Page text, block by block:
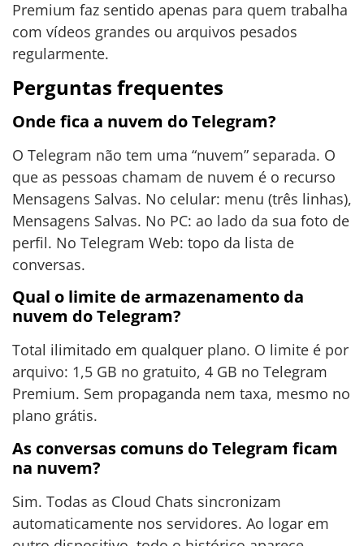
Premium faz sentido apenas para quem trabalha
com vídeos grandes ou arquivos pesados
regularmente.
Perguntas frequentes
Onde fica a nuvem do Telegram?
O Telegram não tem uma “nuvem” separada. O
que as pessoas chamam de nuvem é o recurso
Mensagens Salvas. No celular: menu (três linhas),
Mensagens Salvas. No PC: ao lado da sua foto de
perfil. No Telegram Web: topo da lista de
conversas.
Qual o limite de armazenamento da
nuvem do Telegram?
Total ilimitado em qualquer plano. O limite é por
arquivo: 1,5 GB no gratuito, 4 GB no Telegram
Premium. Sem propaganda nem taxa, mesmo no
plano grátis.
As conversas comuns do Telegram ficam
na nuvem?
Sim. Todas as Cloud Chats sincronizam
automaticamente nos servidores. Ao logar em